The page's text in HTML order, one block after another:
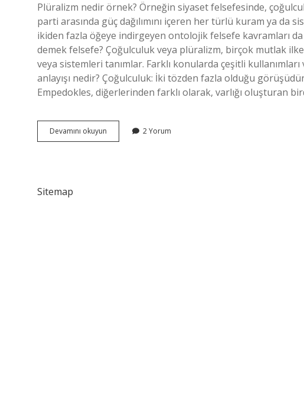
Plüralizm nedir örnek? Örneğin siyaset felsefesinde,
parti arasında güç dağılımını içeren her türlü kuram ya da
ikiden fazla öğeye indirgeyen ontolojik felsefe kavramları
demek felsefe? Çoğulculuk veya plüralizm, birçok mutlak
veya sistemleri tanımlar. Farklı konularda çeşitli
anlayışı nedir? Çoğulculuk: İki tözden fazla olduğu
Empedokles, diğerlerinden farklı olarak, varlığı oluşturan
Devamını okuyun Plüralizm
Ne
2 Yorum
Sitemap